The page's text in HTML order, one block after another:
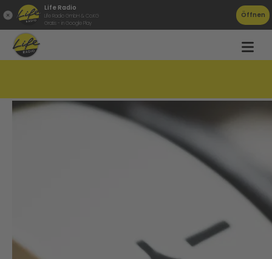
Life Radio
Life Radio GmbH & Co.KG
Gratis - in Google Play
Öffnen